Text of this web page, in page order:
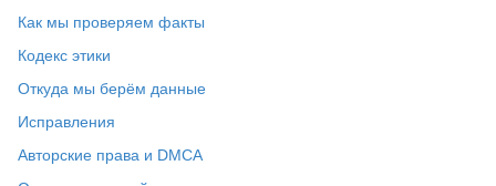
Как мы проверяем факты
Кодекс этики
Откуда мы берём данные
Исправления
Авторские права и DMCA